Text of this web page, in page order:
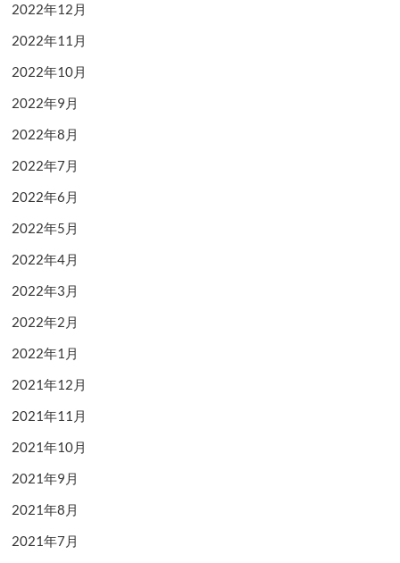
2022年12月
2022年11月
2022年10月
2022年9月
2022年8月
2022年7月
2022年6月
2022年5月
2022年4月
2022年3月
2022年2月
2022年1月
2021年12月
2021年11月
2021年10月
2021年9月
2021年8月
2021年7月